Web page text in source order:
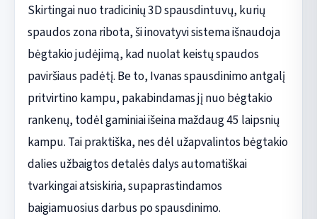
Skirtingai nuo tradicinių 3D spausdintuvų, kurių
spaudos zona ribota, ši inovatyvi sistema išnaudoja
bėgtakio judėjimą, kad nuolat keistų spaudos
paviršiaus padėtį. Be to, Ivanas spausdinimo antgalį
pritvirtino kampu, pakabindamas jį nuo bėgtakio
rankenų, todėl gaminiai išeina maždaug 45 laipsnių
kampu. Tai praktiška, nes dėl užapvalintos bėgtakio
dalies užbaigtos detalės dalys automatiškai
tvarkingai atsiskiria, supaprastindamos
baigiamuosius darbus po spausdinimo.